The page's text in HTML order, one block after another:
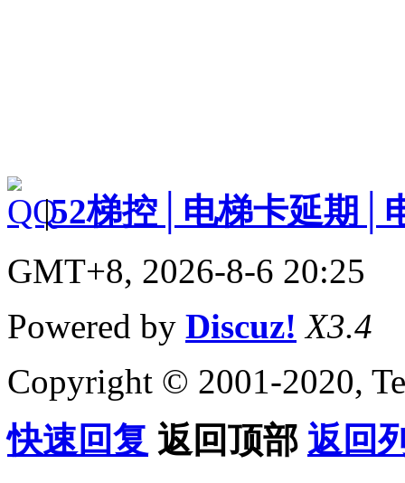
|52梯控│电梯卡延期│
GMT+8, 2026-8-6 20:25
Powered by Discuz! X3.4
Copyright © 2001-2020,
快速回复 返回顶部 返回